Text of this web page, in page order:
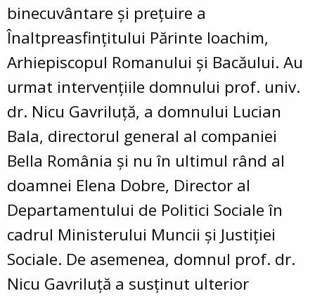
binecuvântare şi preţuire a
Înaltpreasfinţitului Părinte Ioachim,
Arhiepiscopul Romanului şi Bacăului. Au
urmat intervenţiile domnului prof. univ.
dr. Nicu Gavriluță, a domnului Lucian
Bala, directorul general al companiei
Bella România și nu în ultimul rând al
doamnei Elena Dobre, Director al
Departamentului de Politici Sociale în
cadrul Ministerului Muncii și Justiției
Sociale. De asemenea, domnul prof. dr.
Nicu Gavriluță a susținut ulterior